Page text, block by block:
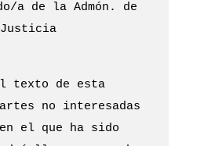
a de la Admón. de
Justicia
texto de esta
no interesadas
el que ha sido